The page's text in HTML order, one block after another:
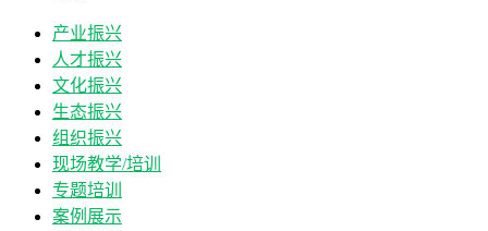
产业振兴
人才振兴
文化振兴
生态振兴
组织振兴
现场教学/培训
专题培训
案例展示